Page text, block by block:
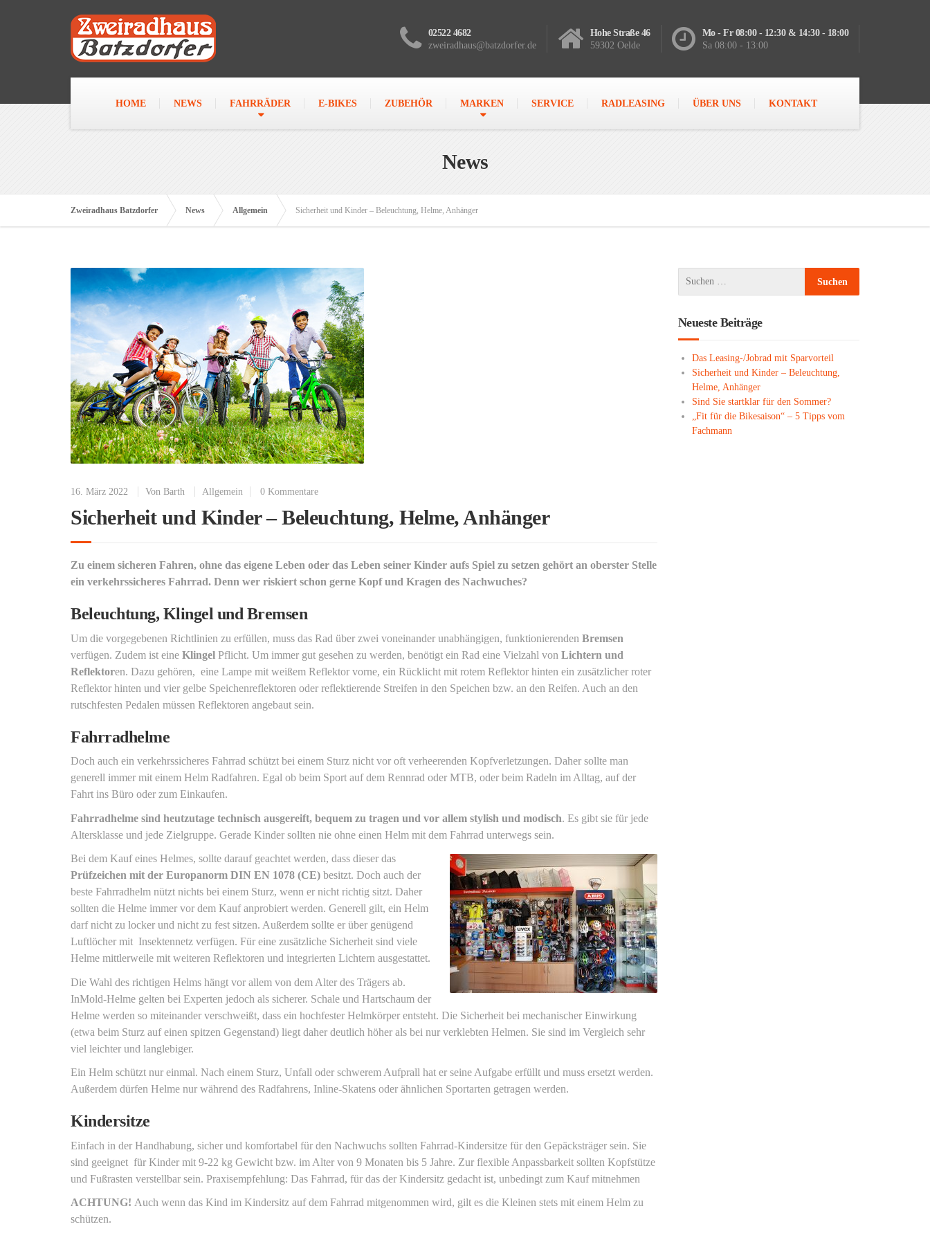
02522 4682
zweiradhaus@batzdorfer.de
Hohe Straße 46
59302 Oelde
Mo - Fr 08:00 - 12:30 & 14:30 - 18:00
Sa 08:00 - 13:00
HOME NEWS FAHRRÄDER E-BIKES ZUBEHÖR MARKEN SERVICE RADLEASING ÜBER UNS KONTAKT
News
Zweiradhaus Batzdorfer News Allgemein Sicherheit und Kinder – Beleuchtung, Helme, Anhänger
16. März 2022 Von Barth Allgemein 0 Kommentare
Sicherheit und Kinder – Beleuchtung, Helme, Anhänger
Zu einem sicheren Fahren, ohne das eigene Leben oder das Leben seiner Kinder aufs Spiel zu setzen gehört an oberster Stelle
ein verkehrssicheres Fahrrad. Denn wer riskiert schon gerne Kopf und Kragen des Nachwuches?
Beleuchtung, Klingel und Bremsen
Um die vorgegebenen Richtlinien zu erfüllen, muss das Rad über zwei voneinander unabhängigen, funktionierenden Bremsen
verfügen. Zudem ist eine Klingel Pflicht. Um immer gut gesehen zu werden, benötigt ein Rad eine Vielzahl von Lichtern und
Reflektoren. Dazu gehören, eine Lampe mit weißem Reflektor vorne, ein Rücklicht mit rotem Reflektor hinten ein zusätzlicher roter
Reflektor hinten und vier gelbe Speichenreflektoren oder reflektierende Streifen in den Speichen bzw. an den Reifen. Auch an den
rutschfesten Pedalen müssen Reflektoren angebaut sein.
Fahrradhelme
Doch auch ein verkehrssicheres Fahrrad schützt bei einem Sturz nicht vor oft verheerenden Kopfverletzungen. Daher sollte man
generell immer mit einem Helm Radfahren. Egal ob beim Sport auf dem Rennrad oder MTB, oder beim Radeln im Alltag, auf der
Fahrt ins Büro oder zum Einkaufen.
Fahrradhelme sind heutzutage technisch ausgereift, bequem zu tragen und vor allem stylish und modisch. Es gibt sie für jede
Altersklasse und jede Zielgruppe. Gerade Kinder sollten nie ohne einen Helm mit dem Fahrrad unterwegs sein.
Bei dem Kauf eines Helmes, sollte darauf geachtet werden, dass dieser das
Prüfzeichen mit der Europanorm DIN EN 1078 (CE) besitzt. Doch auch der
beste Fahrradhelm nützt nichts bei einem Sturz, wenn er nicht richtig sitzt. Daher
sollten die Helme immer vor dem Kauf anprobiert werden. Generell gilt, ein Helm
darf nicht zu locker und nicht zu fest sitzen. Außerdem sollte er über genügend
Luftlöcher mit Insektennetz verfügen. Für eine zusätzliche Sicherheit sind viele
Helme mittlerweile mit weiteren Reflektoren und integrierten Lichtern ausgestattet.
Die Wahl des richtigen Helms hängt vor allem von dem Alter des Trägers ab.
InMold-Helme gelten bei Experten jedoch als sicherer. Schale und Hartschaum der
Helme werden so miteinander verschweißt, dass ein hochfester Helmkörper entsteht. Die Sicherheit bei mechanischer Einwirkung
(etwa beim Sturz auf einen spitzen Gegenstand) liegt daher deutlich höher als bei nur verklebten Helmen. Sie sind im Vergleich sehr
viel leichter und langlebiger.
Ein Helm schützt nur einmal. Nach einem Sturz, Unfall oder schwerem Aufprall hat er seine Aufgabe erfüllt und muss ersetzt werden.
Außerdem dürfen Helme nur während des Radfahrens, Inline-Skatens oder ähnlichen Sportarten getragen werden.
Kindersitze
Einfach in der Handhabung, sicher und komfortabel für den Nachwuchs sollten Fahrrad-Kindersitze für den Gepäcksträger sein. Sie
sind geeignet für Kinder mit 9-22 kg Gewicht bzw. im Alter von 9 Monaten bis 5 Jahre. Zur flexible Anpassbarkeit sollten Kopfstütze
und Fußrasten verstellbar sein. Praxisempfehlung: Das Fahrrad, für das der Kindersitz gedacht ist, unbedingt zum Kauf mitnehmen
ACHTUNG! Auch wenn das Kind im Kindersitz auf dem Fahrrad mitgenommen wird, gilt es die Kleinen stets mit einem Helm zu
schützen.
Neueste Beiträge
Das Leasing-/Jobrad mit Sparvorteil
Sicherheit und Kinder – Beleuchtung,
Helme, Anhänger
Sind Sie startklar für den Sommer?
„Fit für die Bikesaison“ – 5 Tipps vom
Fachmann